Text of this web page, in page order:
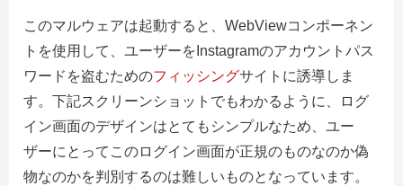
このマルウェアは起動すると、WebViewコンポーネン
トを使用して、ユーザーをInstagramのアカウントパス
ワードを盗むためのフィッシングサイトに誘導しま
す。下記スクリーンショットでもわかるように、ログ
イン画面のデザインはとてもシンプルなため、ユー
ザーにとってこのログイン画面が正規のものなのか偽
物なのかを判別するのは難しいものとなっています。